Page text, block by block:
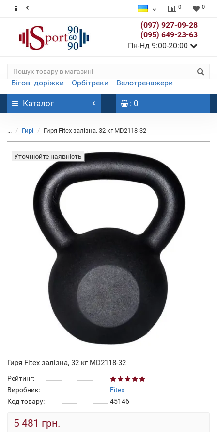
0 0
(097) 927-09-28
(095) 649-23-63
Пн-Нд 9:00-20:00
Бігові доріжки Орбітреки Велотренажери
Каталог : 0
... Гирі Гиря Fitex залізна, 32 кг MD2118-32
Уточнюйте наявність
Гиря Fitex залізна, 32 кг MD2118-32
Рейтинг:
Виробник:
Fitex
Код товару:
45146
5 481 грн.